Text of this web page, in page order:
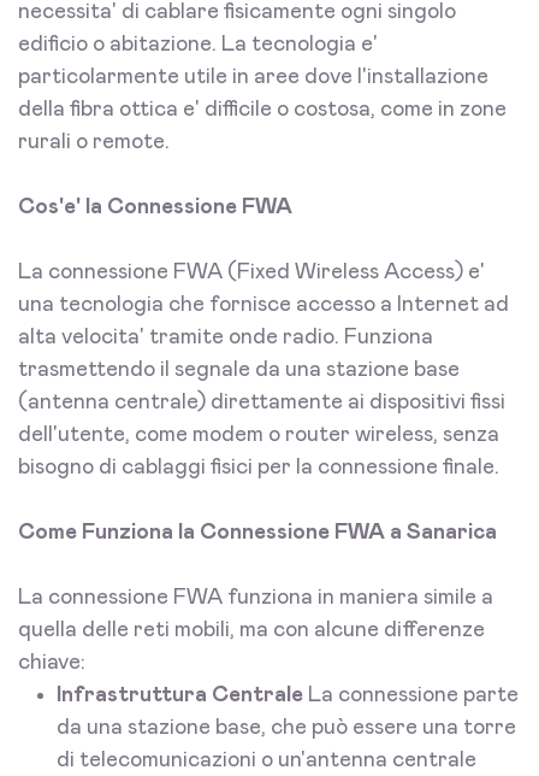
necessita' di cablare fisicamente ogni singolo
edificio o abitazione. La tecnologia e'
particolarmente utile in aree dove l'installazione
della fibra ottica e' difficile o costosa, come in zone
rurali o remote.
Cos'e' la Connessione FWA
La connessione FWA (Fixed Wireless Access) e'
una tecnologia che fornisce accesso a Internet ad
alta velocita' tramite onde radio. Funziona
trasmettendo il segnale da una stazione base
(antenna centrale) direttamente ai dispositivi fissi
dell'utente, come modem o router wireless, senza
bisogno di cablaggi fisici per la connessione finale.
Come Funziona la Connessione FWA a Sanarica
La connessione FWA funziona in maniera simile a
quella delle reti mobili, ma con alcune differenze
chiave:
Infrastruttura Centrale La connessione parte
da una stazione base, che può essere una torre
di telecomunicazioni o un'antenna centrale